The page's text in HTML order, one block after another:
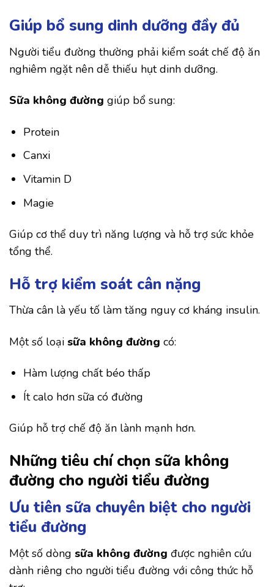
Giúp bổ sung dinh dưỡng đầy đủ
Người tiểu đường thường phải kiểm soát chế độ ăn
nghiêm ngặt nên dễ thiếu hụt dinh dưỡng.
Sữa không đường giúp bổ sung:
Protein
Canxi
Vitamin D
Magie
Giúp cơ thể duy trì năng lượng và hỗ trợ sức khỏe
tổng thể.
Hỗ trợ kiểm soát cân nặng
Thừa cân là yếu tố làm tăng nguy cơ kháng insulin.
Một số loại sữa không đường có:
Hàm lượng chất béo thấp
Ít calo hơn sữa có đường
Giúp hỗ trợ chế độ ăn lành mạnh hơn.
Những tiêu chí chọn sữa không
đường cho người tiểu đường
Ưu tiên sữa chuyên biệt cho người
tiểu đường
Một số dòng sữa không đường được nghiên cứu
dành riêng cho người tiểu đường với công thức hỗ